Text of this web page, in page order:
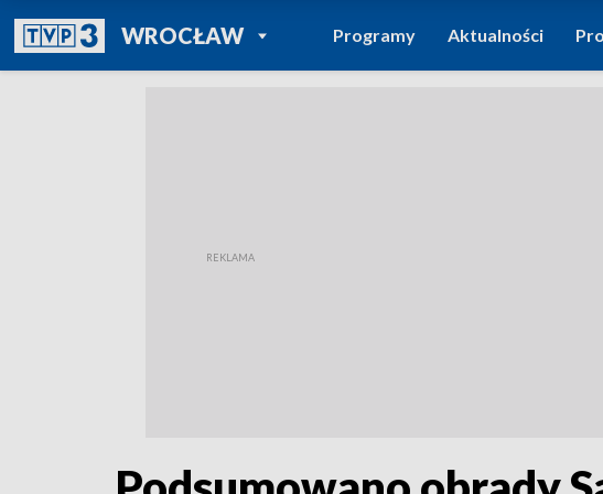
WROCŁAWPOWRÓT DO
TVP REGIONY
Programy Aktualności